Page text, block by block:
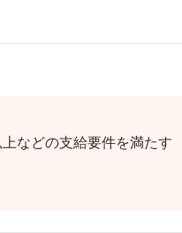
などの支給要件を満たす